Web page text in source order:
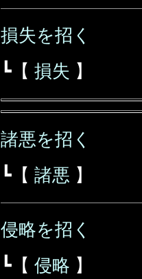
損失を招く
┗【 損失 】
諸悪を招く
┗【 諸悪 】
侵略を招く
┗【 侵略 】